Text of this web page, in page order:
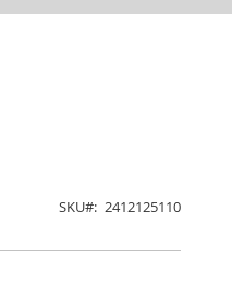
SKU 2412125110